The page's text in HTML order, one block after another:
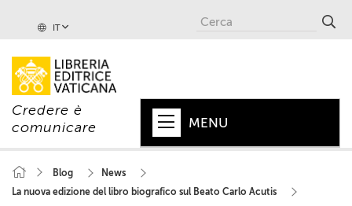
IT
Credere è
comunicare
MENU
PAPA
Blog
News
La nuova edizione del libro biografico sul Beato Carlo Acutis